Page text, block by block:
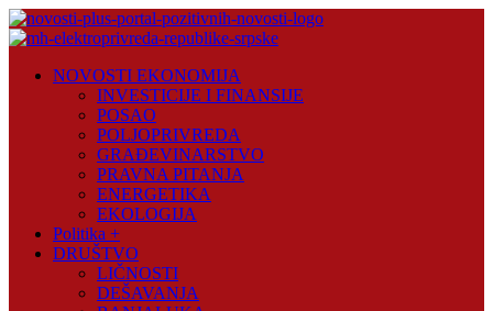
Skip
to
Plus
NOVOSTI EKONOMIJA
INVESTICIJE I FINANSIJE
POSAO
POLJOPRIVREDA
GRAĐEVINARSTVO
PRAVNA PITANJA
ENERGETIKA
EKOLOGIJA
Politika +
DRUŠTVO
LIČNOSTI
DEŠAVANJA